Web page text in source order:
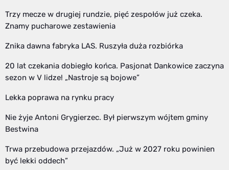
Trzy mecze w drugiej rundzie, pięć zespołów już czeka.
Znamy pucharowe zestawienia
Znika dawna fabryka LAS. Ruszyła duża rozbiórka
20 lat czekania dobiegło końca. Pasjonat Dankowice zaczyna
sezon w V lidze! „Nastroje są bojowe”
Lekka poprawa na rynku pracy
Nie żyje Antoni Grygierzec. Był pierwszym wójtem gminy
Bestwina
Trwa przebudowa przejazdów. „Już w 2027 roku powinien
być lekki oddech”